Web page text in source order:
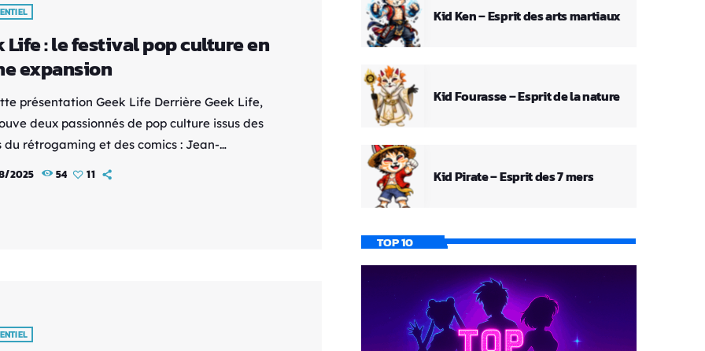
Life : le festival pop culture en
expansion
présentation Geek Life Derrière Geek Life,
deux passionnés de pop culture issus des
du rétrogaming et des comics : Jean-
et Matt. Leur aventure démarre en 2019, au
2025 54 11
Kid Ken – Esprit des arts martiaux
Kid Fourasse – Esprit de la nature
Kid Pirate – Esprit des 7 mers
TOP 10